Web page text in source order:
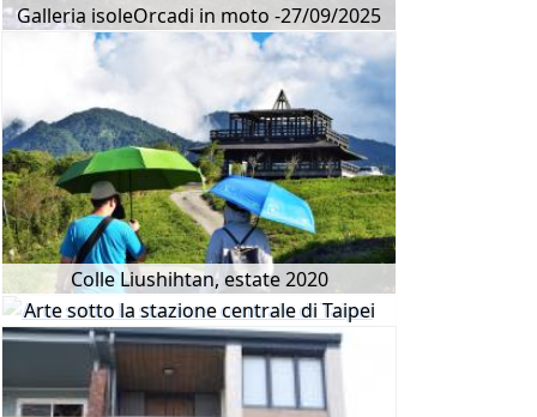
Galleria isoleOrcadi in moto -27/09/2025
Colle Liushihtan, estate 2020
Arte sotto la stazione centrale di Taipei